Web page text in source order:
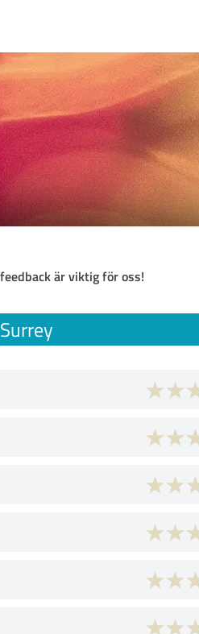
är viktig för oss!